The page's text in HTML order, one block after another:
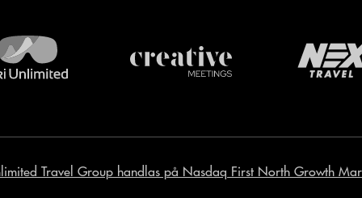
Travel Group handlas på Nasdaq First North Growth